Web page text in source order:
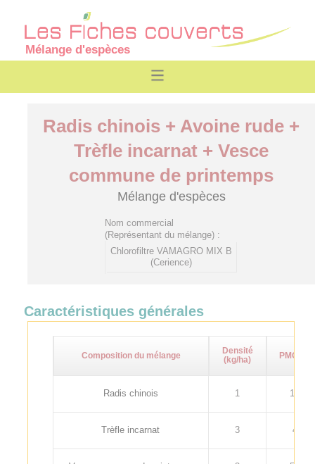
Mélange d'espèces
Radis chinois + Avoine rude +
Trèfle incarnat + Vesce
commune de printemps
Mélange d'espèces
Nom commercial
(Représentant du mélange) :
Chlorofiltre VAMAGRO MIX B
(Cerience)
Caractéristiques générales
Composition du mélange
Densité
(kg/ha)
PMG (g)
Radis chinois 1 14
Trèfle incarnat 3 4